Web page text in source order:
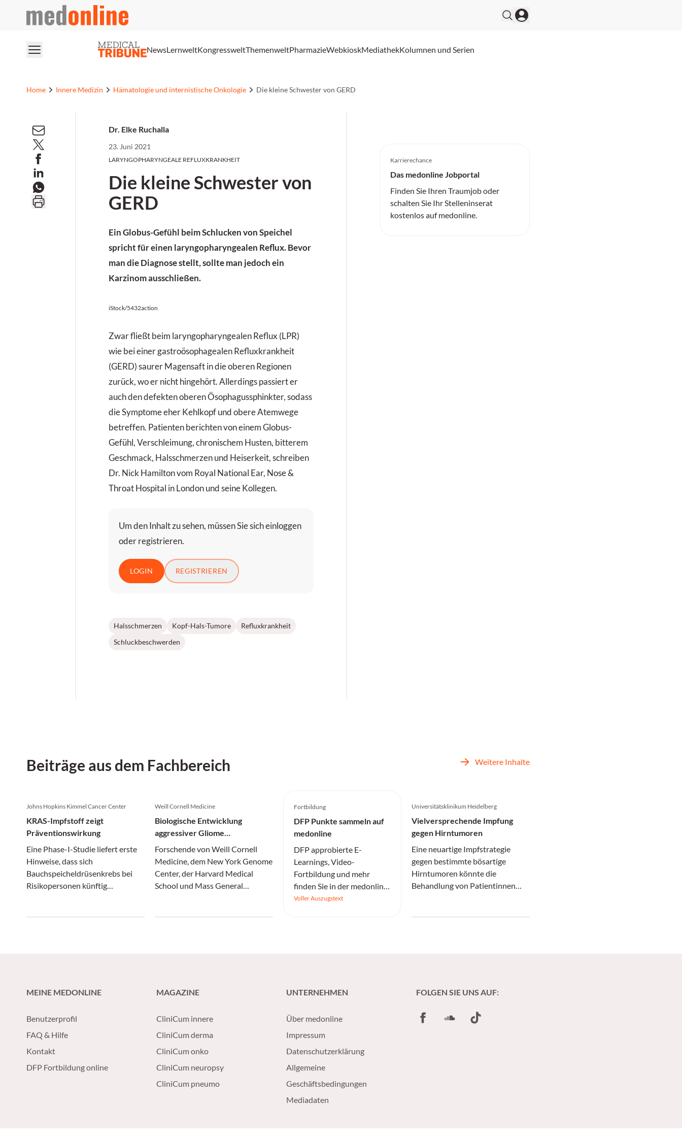
medonline
NewsLernweltKongressweltThemenweltPharmazieWebkioskMediathekKolumnen und Serien
Home Innere Medizin Hämatologie und internistische Onkologie Die kleine Schwester von GERD
Dr. Elke Ruchalla
23. Juni 2021
LARYNGOPHARYNGEALE REFLUXKRANKHEIT
Die kleine Schwester von
GERD
Ein Globus-Gefühl beim Schlucken von Speichel
spricht für einen laryngopharyngealen Reflux. Bevor
man die Diagnose stellt, sollte man jedoch ein
Karzinom ausschließen.
iStock/5432action
Zwar fließt beim laryngopharyngealen Reflux (LPR)
wie bei einer gastroösophagealen Refluxkrankheit
(GERD) saurer Magensaft in die oberen Regionen
zurück, wo er nicht hingehört. Allerdings passiert er
auch den defekten oberen Ösophagussphinkter, sodass
die Symptome eher Kehlkopf und obere Atemwege
betreffen. Patienten berichten von einem Globus-
Gefühl, Verschleimung, chronischem Husten, bitterem
Geschmack, Halsschmerzen und Heiserkeit, schreiben
Dr. Nick Hamilton vom Royal National Ear, Nose &
Throat Hospital in London und seine Kollegen.
Um den Inhalt zu sehen, müssen Sie sich einloggen
oder registrieren.
LOGIN REGISTRIEREN
Halsschmerzen Kopf-Hals-Tumore
Refluxkrankheit
Schluckbeschwerden
Karrierechance
Das medonline Jobportal
Finden Sie Ihren Traumjob oder
schalten Sie Ihr Stelleninserat
kostenlos auf medonline.
Beiträge aus dem Fachbereich Weitere Inhalte
Johns Hopkins Kimmel Cancer Center
KRAS-Impfstoff zeigt
Präventionswirkung
Eine Phase-I-Studie liefert erste
Hinweise, dass sich
Bauchspeicheldrüsenkrebs bei
Risikopersonen künftig
Weill Cornell Medicine
Biologische Entwicklung
aggressiver Gliome
entschlüsselt
Forschende von Weill Cornell
Medicine, dem New York Genome
Center, der Harvard Medical
School und Mass General
Fortbildung
DFP Punkte sammeln auf
medonline
DFP approbierte E-
Learnings, Video-
Fortbildung und mehr
finden Sie in der medonline
Lernwelt.
Voller Auszugstext
Universitätsklinikum Heidelberg
Vielversprechende Impfung
gegen Hirntumoren
Eine neuartige Impfstrategie
gegen bestimmte bösartige
Hirntumoren könnte die
Behandlung von Patientinnen
MEINE MEDONLINE
Benutzerprofil
FAQ & Hilfe
Kontakt
DFP Fortbildung online
MAGAZINE
CliniCum innere
CliniCum derma
CliniCum onko
CliniCum neuropsy
CliniCum pneumo
UNTERNEHMEN
Über medonline
Impressum
Datenschutzerklärung
Allgemeine
Geschäftsbedingungen
Mediadaten
FOLGEN SIE UNS AUF:
FacebookSoundCloud
TikTok